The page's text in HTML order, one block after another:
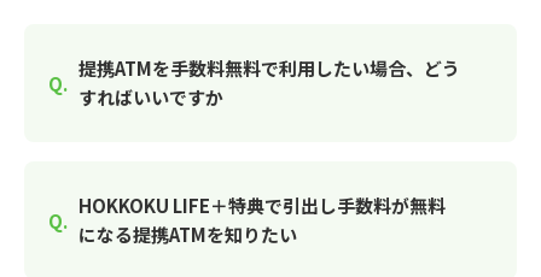
提携ATMを手数料無料で利用したい場合、どう
すればいいですか
HOKKOKU LIFE＋特典で引出し手数料が無料
になる提携ATMを知りたい